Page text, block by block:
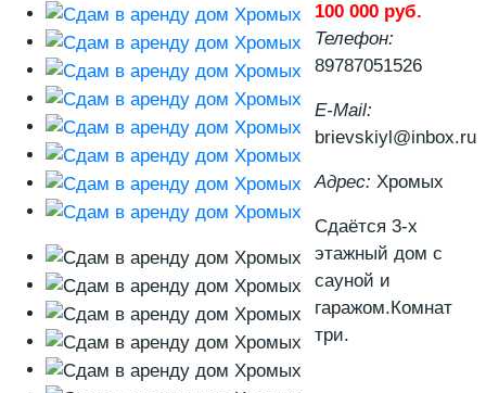
100 000 руб.
Телефон:
89787051526
E-Mail:
brievskiyl@inbox.ru
Адрес: Хромых
Сдаётся 3-х
этажный дом с
сауной и
гаражом.Комнат
три.